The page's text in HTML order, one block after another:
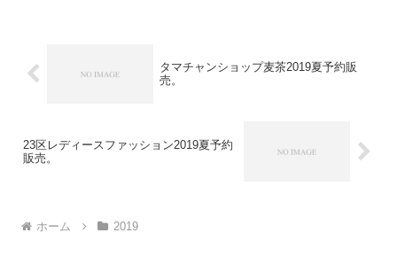
タマチャンショップ麦茶2019夏予約販
売。
23区レディースファッション2019夏予約
販売。
ホーム 2019